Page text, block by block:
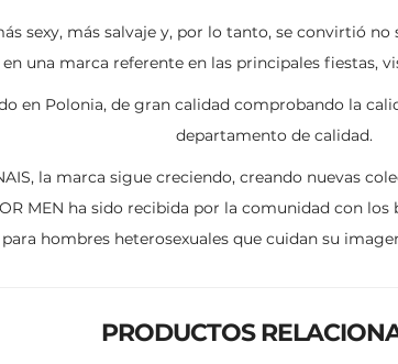
sexy, más salvaje y, por lo tanto, se convirtió
una marca referente en las principales fiestas,
en Polonia, de gran calidad comprobando la
departamento de calidad.
la marca sigue creciendo, creando nuevas
MEN ha sido recibida por la comunidad con
hombres heterosexuales que cuidan su
PRODUCTOS